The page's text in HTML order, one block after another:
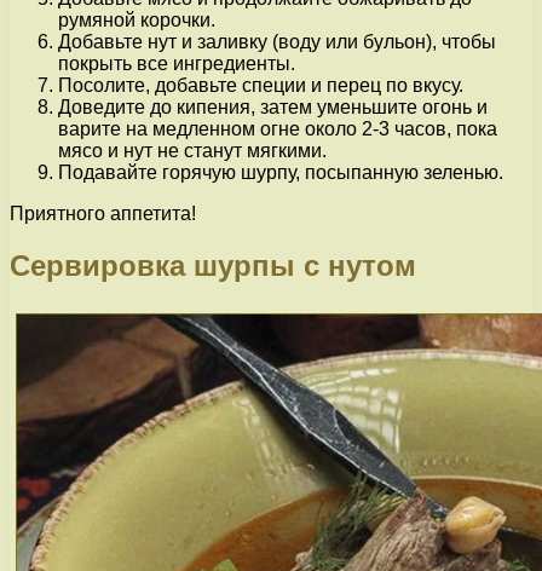
румяной корочки.
Добавьте нут и заливку (воду или бульон), чтобы
покрыть все ингредиенты.
Посолите, добавьте специи и перец по вкусу.
Доведите до кипения, затем уменьшите огонь и
варите на медленном огне около 2-3 часов, пока
мясо и нут не станут мягкими.
Подавайте горячую шурпу, посыпанную зеленью.
Приятного аппетита!
Сервировка шурпы с нутом